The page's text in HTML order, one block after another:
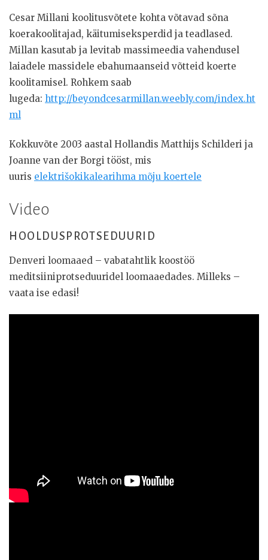
Cesar Millani koolitusvõtete kohta võtavad sõna
koerakoolitajad, käitumiseksperdid ja teadlased.
Millan kasutab ja levitab massimeedia vahendusel
laiadele massidele ebahumaanseid võtteid koerte
koolitamisel. Rohkem saab
lugeda: http://beyondcesarmillan.weebly.com/index.ht
ml
Kokkuvõte 2003 aastal Hollandis Matthijs Schilderi ja
Joanne van der Borgi tööst, mis
uuris elektrišokikalearihma mõju koertele
Video
HOOLDUSPROTSEDUURID
Denveri loomaaed – vabatahtlik koostöö
meditsiiniprotseduuridel loomaaedades. Milleks –
vaata ise edasi!